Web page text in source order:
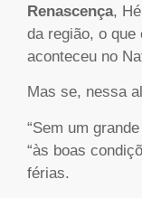
Renascença,
da região, o que
aconteceu no
Mas se, nessa
“Sem um
“às boas
férias.